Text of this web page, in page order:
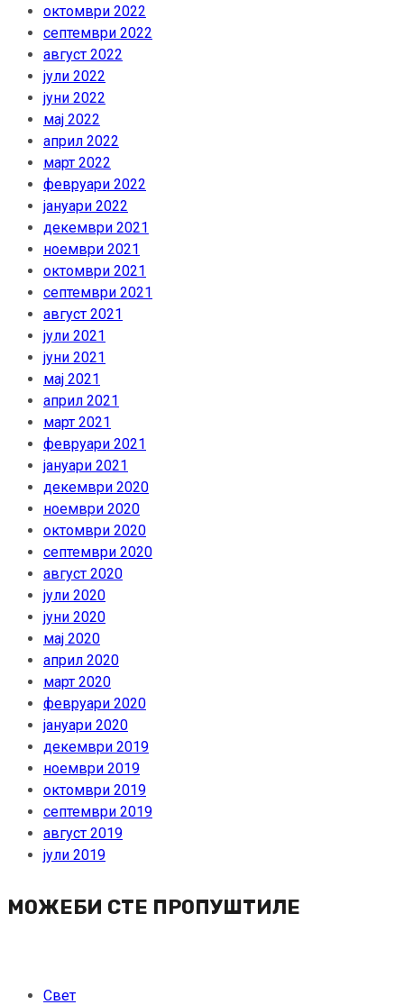
октомври 2022
септември 2022
август 2022
јули 2022
јуни 2022
мај 2022
април 2022
март 2022
февруари 2022
јануари 2022
декември 2021
ноември 2021
октомври 2021
септември 2021
август 2021
јули 2021
јуни 2021
мај 2021
април 2021
март 2021
февруари 2021
јануари 2021
декември 2020
ноември 2020
октомври 2020
септември 2020
август 2020
јули 2020
јуни 2020
мај 2020
април 2020
март 2020
февруари 2020
јануари 2020
декември 2019
ноември 2019
октомври 2019
септември 2019
август 2019
јули 2019
МОЖЕБИ СТЕ ПРОПУШТИЛЕ
Свет